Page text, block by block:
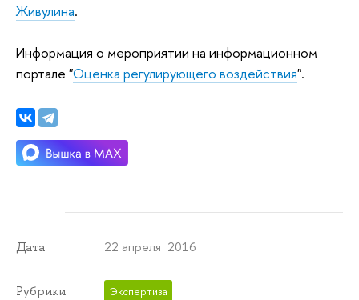
Живулина.
Информация о мероприятии на информационном
портале "Оценка регулирующего воздействия".
Дата 22 апреля 2016
Рубрики
Экспертиза